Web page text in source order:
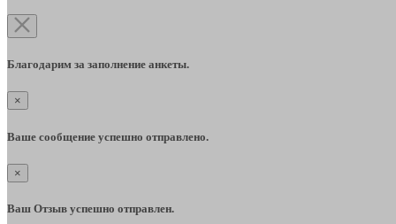
Благодарим за заполнение анкеты.
×
Ваше сообщение успешно отправлено.
×
Ваш Отзыв успешно отправлен.